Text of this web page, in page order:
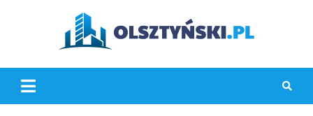
olsztynski.pl